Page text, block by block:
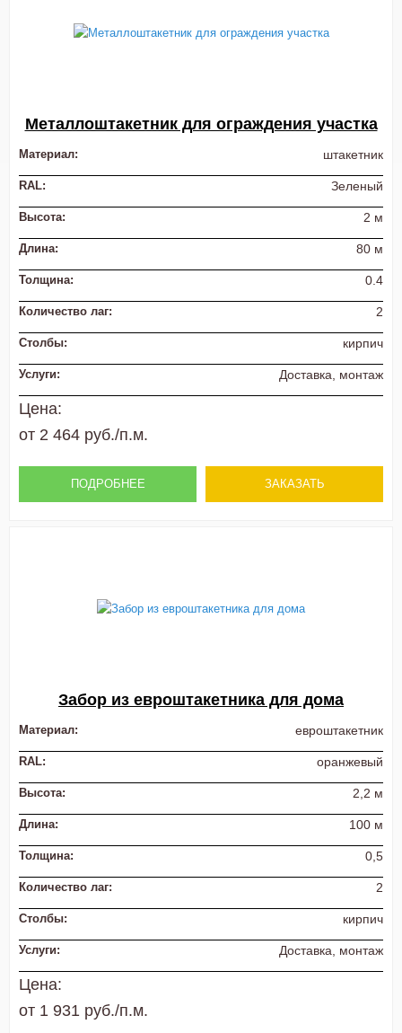
Металлоштакетник для ограждения участка
Материал: штакетник
RAL: Зеленый
Высота: 2 м
Длина: 80 м
Толщина: 0.4
Количество лаг: 2
Столбы: кирпич
Услуги: Доставка, монтаж
Цена:
от 2 464 руб./п.м.
ПОДРОБНЕЕ ЗАКАЗАТЬ
Забор из евроштакетника для дома
Материал: евроштакетник
RAL: оранжевый
Высота: 2,2 м
Длина: 100 м
Толщина: 0,5
Количество лаг: 2
Столбы: кирпич
Услуги: Доставка, монтаж
Цена:
от 1 931 руб./п.м.